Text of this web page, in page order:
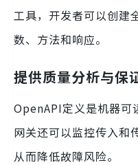
工具，开发者可以创建
数、方法和响应。
提供质量分析与保
OpenAPI定义是机器可
网关还可以监控传入和
从而降低故障风险。